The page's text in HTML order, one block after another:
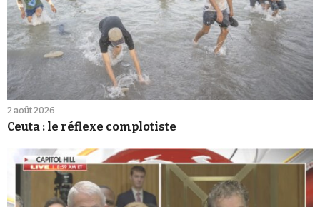
2 août 2026
Ceuta : le réflexe complotiste